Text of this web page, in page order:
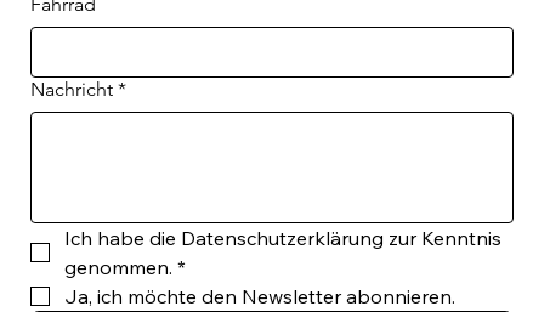
Nachricht *
Ich habe die Datenschutzerklärung zur Kenntnis
genommen. *
Ja, ich möchte den Newsletter abonnieren.